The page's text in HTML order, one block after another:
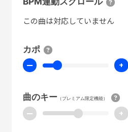
この曲は対応していません
カポ
ー +
曲のキー（プレミアム限定機能）
ー +